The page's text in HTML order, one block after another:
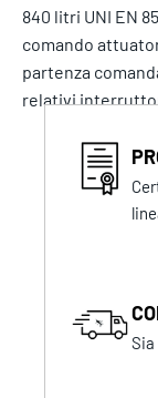
840 litri UNI EN
comando
partenza
relativi
Sia